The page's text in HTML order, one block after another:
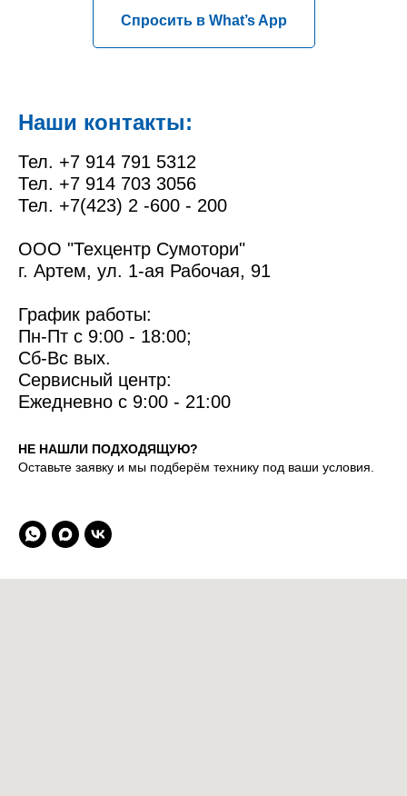
Спросить в What’s App
Наши контакты:
Тел. +7 914 791 5312
Тел. +7 914 703 3056
Тел. +7(423) 2 -600 - 200
ООО "Техцентр Сумотори"
г. Артем, ул. 1-ая Рабочая, 91
График работы:
Пн-Пт с 9:00 - 18:00;
Сб-Вс вых.
Сервисный центр:
Ежедневно с 9:00 - 21:00
НЕ НАШЛИ ПОДХОДЯЩУЮ?
Оставьте заявку и мы подберём технику под ваши условия.